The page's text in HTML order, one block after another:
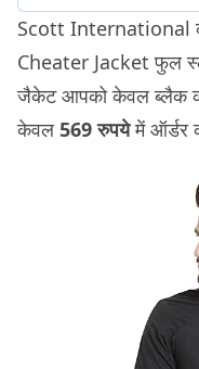
Scott International
Cheater Jacket फुल
जैकेट आपको केवल ब्लैक
केवल 569 रुपयेमें ऑर्डर